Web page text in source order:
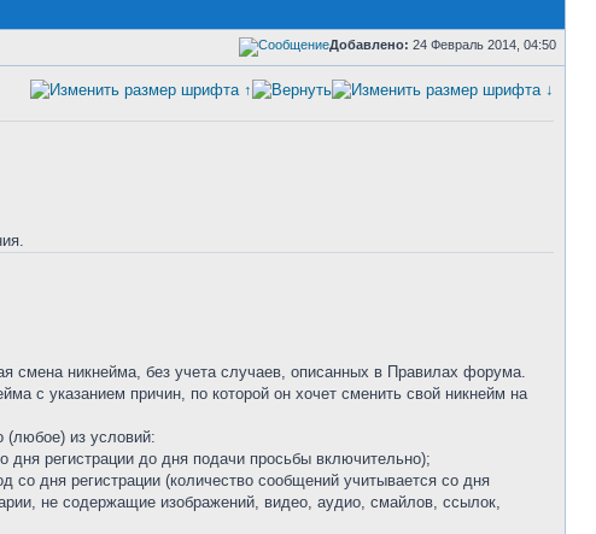
Добавлено: 24 Февраль 2014, 04:50
смена никнейма, без учета случаев, описанных в Правилах форума.
с указанием причин, по которой он хочет сменить свой никнейм на
(любое) из условий:
регистрации до дня подачи просьбы включительно);
дня регистрации (количество сообщений учитывается со дня
не содержащие изображений, видео, аудио, смайлов, ссылок,